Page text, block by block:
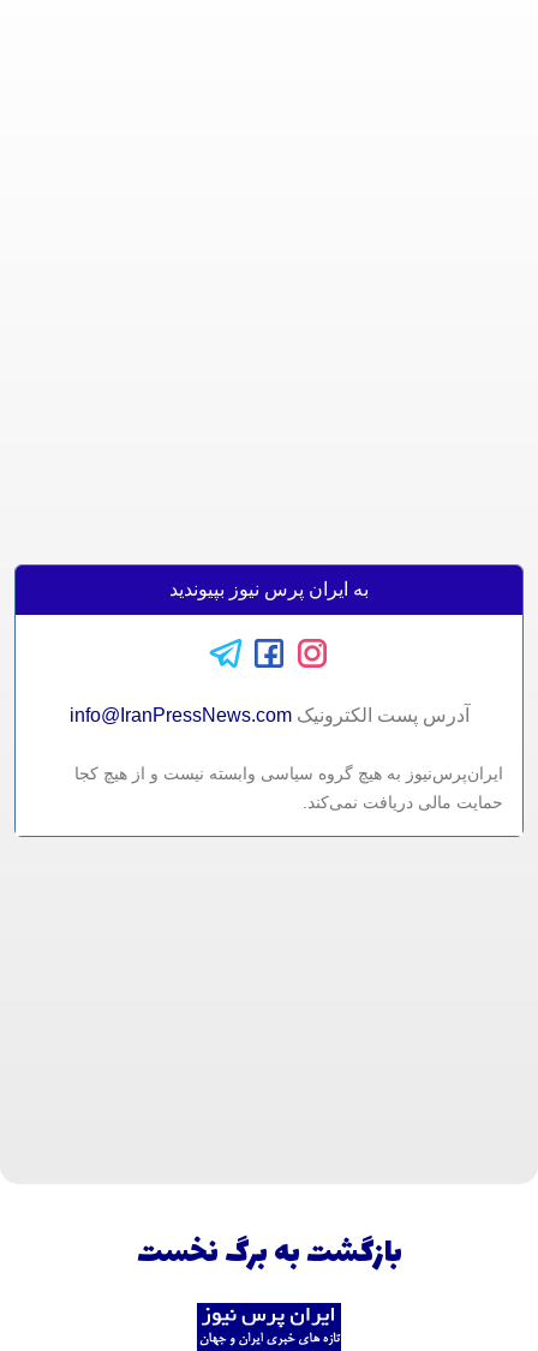
به ایران پرس نیوز بپیوندید
آدرس پست الکترونيکinfo@IranPressNews.com
ایران‌پرس‌نیوز به هیچ گروه سیاسی وابسته نیست و از هیچ کجا
حمایت مالی دریافت نمی‌کند.
بازگشت به برگ نخست